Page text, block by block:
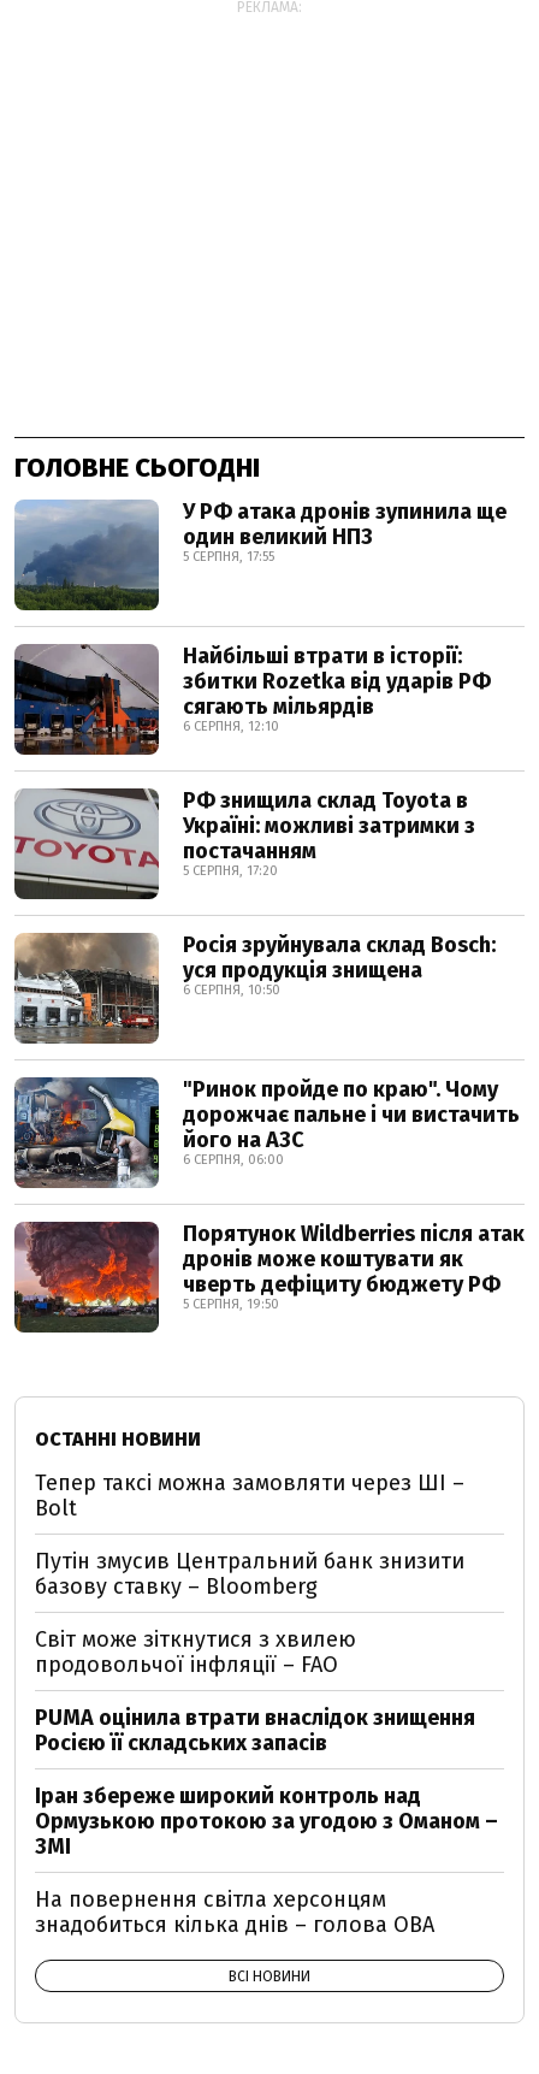
РЕКЛАМА:
ГОЛОВНЕ СЬОГОДНІ
У РФ атака дронів зупинила ще
один великий НПЗ
5 СЕРПНЯ, 17:55
Найбільші втрати в історії:
збитки Rozetka від ударів РФ
сягають мільярдів
6 СЕРПНЯ, 12:10
РФ знищила склад Toyota в
Україні: можливі затримки з
постачанням
5 СЕРПНЯ, 17:20
Росія зруйнувала склад Bosch:
уся продукція знищена
6 СЕРПНЯ, 10:50
"Ринок пройде по краю". Чому
дорожчає пальне і чи вистачить
його на АЗС
6 СЕРПНЯ, 06:00
Порятунок Wildberries після атак
дронів може коштувати як
чверть дефіциту бюджету РФ
5 СЕРПНЯ, 19:50
ОСТАННІ НОВИНИ
Тепер таксі можна замовляти через ШІ –
Bolt
Путін змусив Центральний банк знизити
базову ставку – Bloomberg
Світ може зіткнутися з хвилею
продовольчої інфляції – FAO
PUMA оцінила втрати внаслідок знищення
Росією її складських запасів
Іран збереже широкий контроль над
Ормузькою протокою за угодою з Оманом –
ЗМІ
На повернення світла херсонцям
знадобиться кілька днів – голова ОВА
ВСІ НОВИНИ